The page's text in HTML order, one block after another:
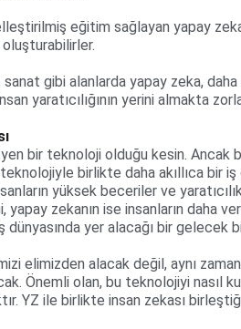
eğitim sağlayan yapay
gibi alanlarda yapay zeka, daha
yaratıcılığının yerini almakta
bir teknoloji olduğu kesin. Ancak
birlikte daha akıllıca bir iş
yüksek beceriler ve
zekanın ise insanların daha
dünyasında yer alacağı bir gelecek
elimizden alacak değil, aynı
Önemli olan, bu teknolojiyi nasıl
YZ ile birlikte insan zekası